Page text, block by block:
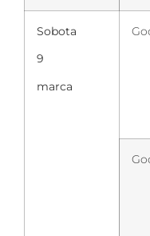
Sobota
9
marca